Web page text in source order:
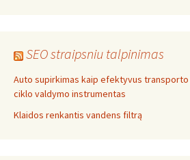
SEO straipsniu talpinimas
Auto supirkimas kaip efektyvus
ciklo valdymo instrumentas
Klaidos renkantis vandens filtrą